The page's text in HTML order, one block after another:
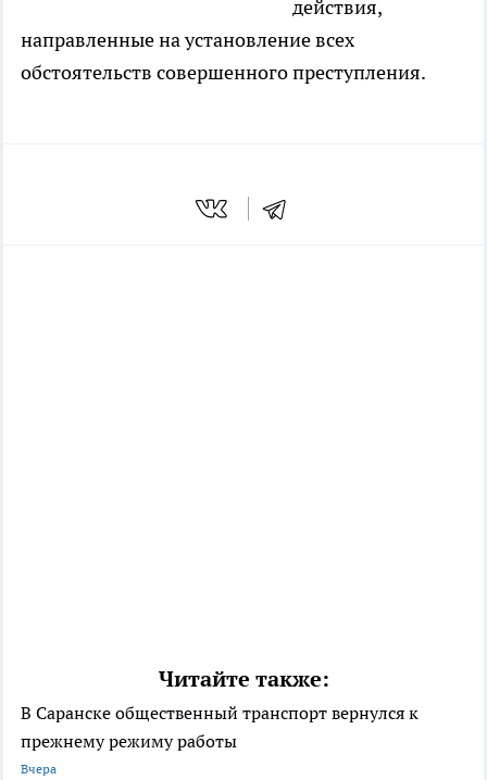
действия,
направленные на установление всех
обстоятельств совершенного преступления.
Читайте также:
В Саранске общественный транспорт вернулся к
прежнему режиму работы
Вчера